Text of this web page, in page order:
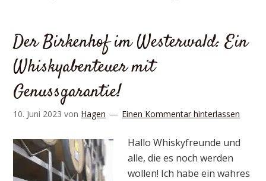
Der Birkenhof im Westerwald: Ein
Whiskyabenteuer mit
Genussgarantie!
10. Juni 2023 von Hagen Einen Kommentar hinterlassen
Hallo Whiskyfreunde und
alle, die es noch werden
wollen! Ich habe ein wahres